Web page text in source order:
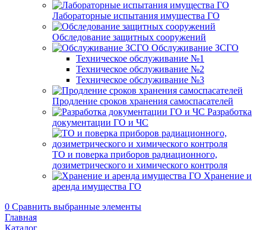
Лабораторные испытания имущества ГО
Обследование защитных сооружений
Обслуживание ЗСГО
Техническое обслуживание №1
Техническое обслуживание №2
Техническое обслуживание №3
Продление сроков хранения самоспасателей
Разработка
документации ГО и ЧС
ТО и поверка приборов радиационного,
дозиметрического и химического контроля
Хранение и
аренда имущества ГО
0 Сравнить выбранные элементы
Главная
Каталог